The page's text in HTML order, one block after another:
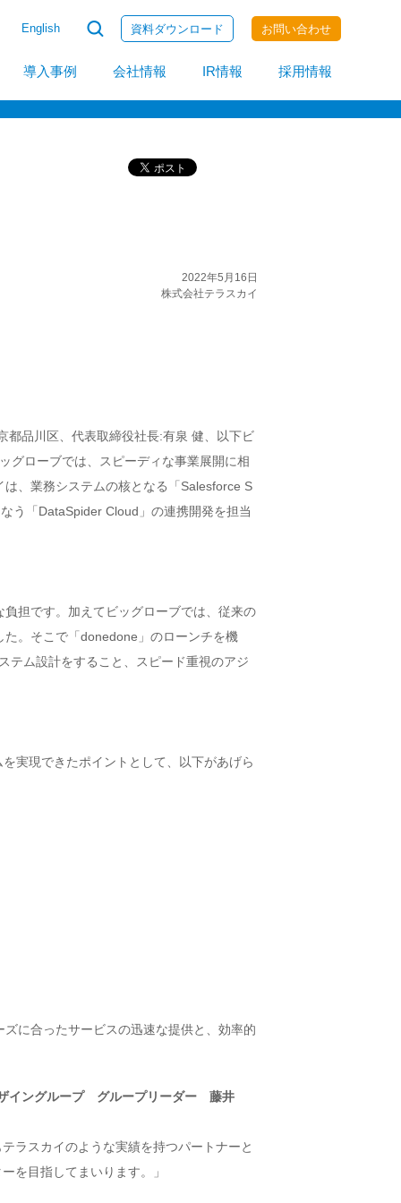
English 資料ダウンロード お問い合わせ
導入事例 会社情報 IR情報 採用情報
invoiceAgent
2022年5月16日
株式会社テラスカイ
都品川区、代表取締役社長:有泉 健、以下ビ
グローブでは、スピーディな事業展開に相
、業務システムの核となる「Salesforce S
う「DataSpider Cloud」の連携開発を担当
担です。加えてビッグローブでは、従来の
。そこで「donedone」のローンチを機
テム設計をすること、スピード重視のアジ
実現できたポイントとして、以下があげら
に合ったサービスの迅速な提供と、効率的
ザイングループ グループリーダー 藤井
ラスカイのような実績を持つパートナーと
を目指してまいります。」